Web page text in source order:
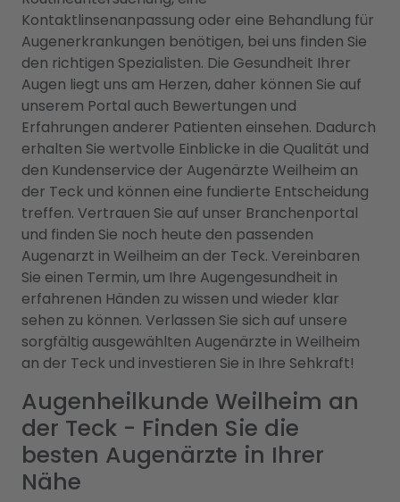
Kontaktlinsenanpassung oder eine Behandlung für
Augenerkrankungen benötigen, bei uns finden Sie
den richtigen Spezialisten. Die Gesundheit Ihrer
Augen liegt uns am Herzen, daher können Sie auf
unserem Portal auch Bewertungen und
Erfahrungen anderer Patienten einsehen. Dadurch
erhalten Sie wertvolle Einblicke in die Qualität und
den Kundenservice der Augenärzte Weilheim an
der Teck und können eine fundierte Entscheidung
treffen. Vertrauen Sie auf unser Branchenportal
und finden Sie noch heute den passenden
Augenarzt in Weilheim an der Teck. Vereinbaren
Sie einen Termin, um Ihre Augengesundheit in
erfahrenen Händen zu wissen und wieder klar
sehen zu können. Verlassen Sie sich auf unsere
sorgfältig ausgewählten Augenärzte in Weilheim
an der Teck und investieren Sie in Ihre Sehkraft!
Augenheilkunde Weilheim an
der Teck - Finden Sie die
besten Augenärzte in Ihrer
Nähe